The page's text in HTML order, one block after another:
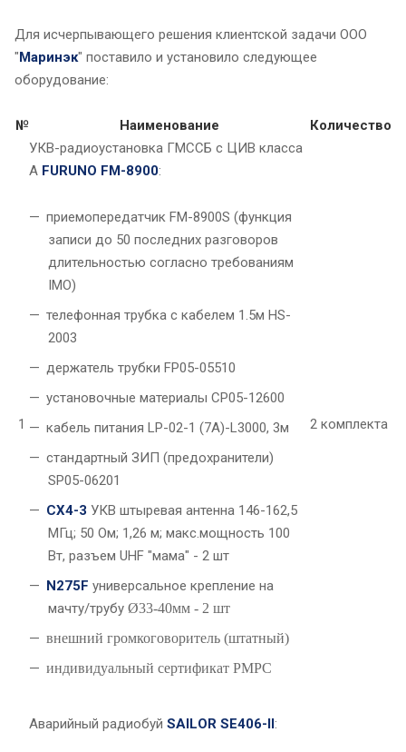
Для исчерпывающего решения клиентской задачи ООО
"Маринэк" поставило и установило следующее
оборудование:
№ Наименование Количество
1
УКВ-радиоустановка ГМССБ с ЦИВ класса
А FURUNO FM-8900:
приемопередатчик FM-8900S (функция
записи до 50 последних разговоров
длительностью согласно требованиям
IMO)
телефонная трубка с кабелем 1.5м HS-
2003
держатель трубки FP05-05510
установочные материалы CP05-12600
кабель питания LP-02-1 (7A)-L3000, 3м
стандартный ЗИП (предохранители)
SP05-06201
CX4-3 УКВ штыревая антенна 146-162,5
МГц; 50 Ом; 1,26 м; макс.мощность 100
Вт, разъем UHF "мама" - 2 шт
N275F универсальное крепление на
мачту/трубу Ø33-40мм - 2 шт
внешний громкоговоритель (штатный)
индивидуальный сертификат РМРС
2 комплекта
Аварийный радиобуй SAILOR SE406-II: